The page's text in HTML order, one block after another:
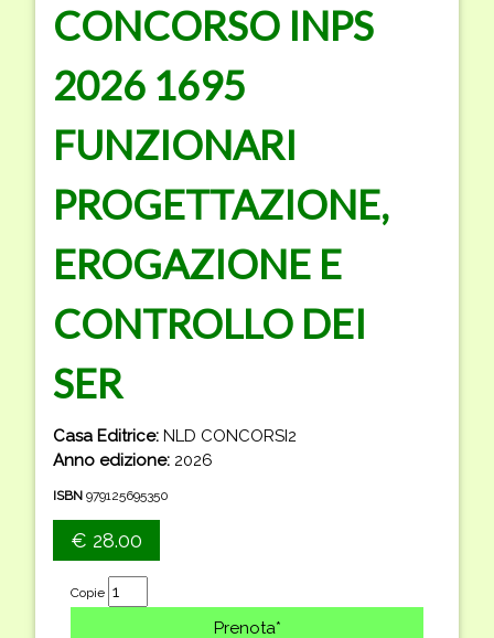
CONCORSO INPS
2026 1695
FUNZIONARI
PROGETTAZIONE,
EROGAZIONE E
CONTROLLO DEI
SER
Casa Editrice: NLD CONCORSI2
Anno edizione: 2026
ISBN 979125695350
€ 28.00
Copie